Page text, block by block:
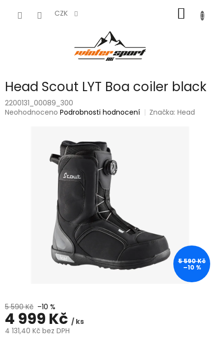
CZK
KOŠÍK
Head Scout LYT Boa coiler black
2200131_00089_300
Průměrné
Neohodnoceno Podrobnosti hodnocení Značka:Head
5 590 Kč
–10 %
5 590 Kč –10 %
4 999 Kč / ks
4 131,40 Kč bez DPH